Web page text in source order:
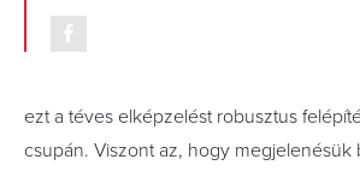
ezt a téves elképzelést robusztus
csupán. Viszont az, hogy megjelenésük